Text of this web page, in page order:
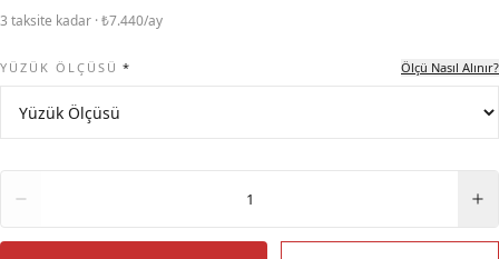
3 taksite kadar · ₺7.440/ay
YÜZÜK ÖLÇÜSÜ * Ölçü Nasıl Alınır?
1